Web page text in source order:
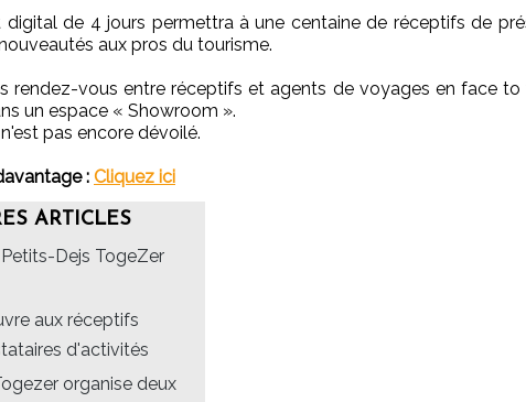
digital de 4 jours permettra à une centaine de réceptifs de
aux pros du tourisme.
rendez-vous entre réceptifs et agents de voyages en face
un espace « Showroom ».
pas encore dévoilé.
: Cliquez ici
ARTICLES
Dejs TogeZer
aux réceptifs
d'activités
organise deux